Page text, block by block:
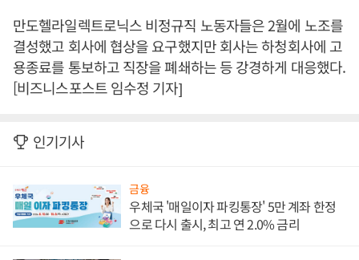
만도헬라일렉트로닉스 비정규직 노동자들은 2월에 노조를
결성했고 회사에 협상을 요구했지만 회사는 하청회사에 고
용종료를 통보하고 직장을 폐쇄하는 등 강경하게 대응했다.
[비즈니스포스트 임수정 기자]
인기기사
금융
우체국 '매일이자 파킹통장' 5만 계좌 한정
으로 다시 출시, 최고 연 2.0% 금리